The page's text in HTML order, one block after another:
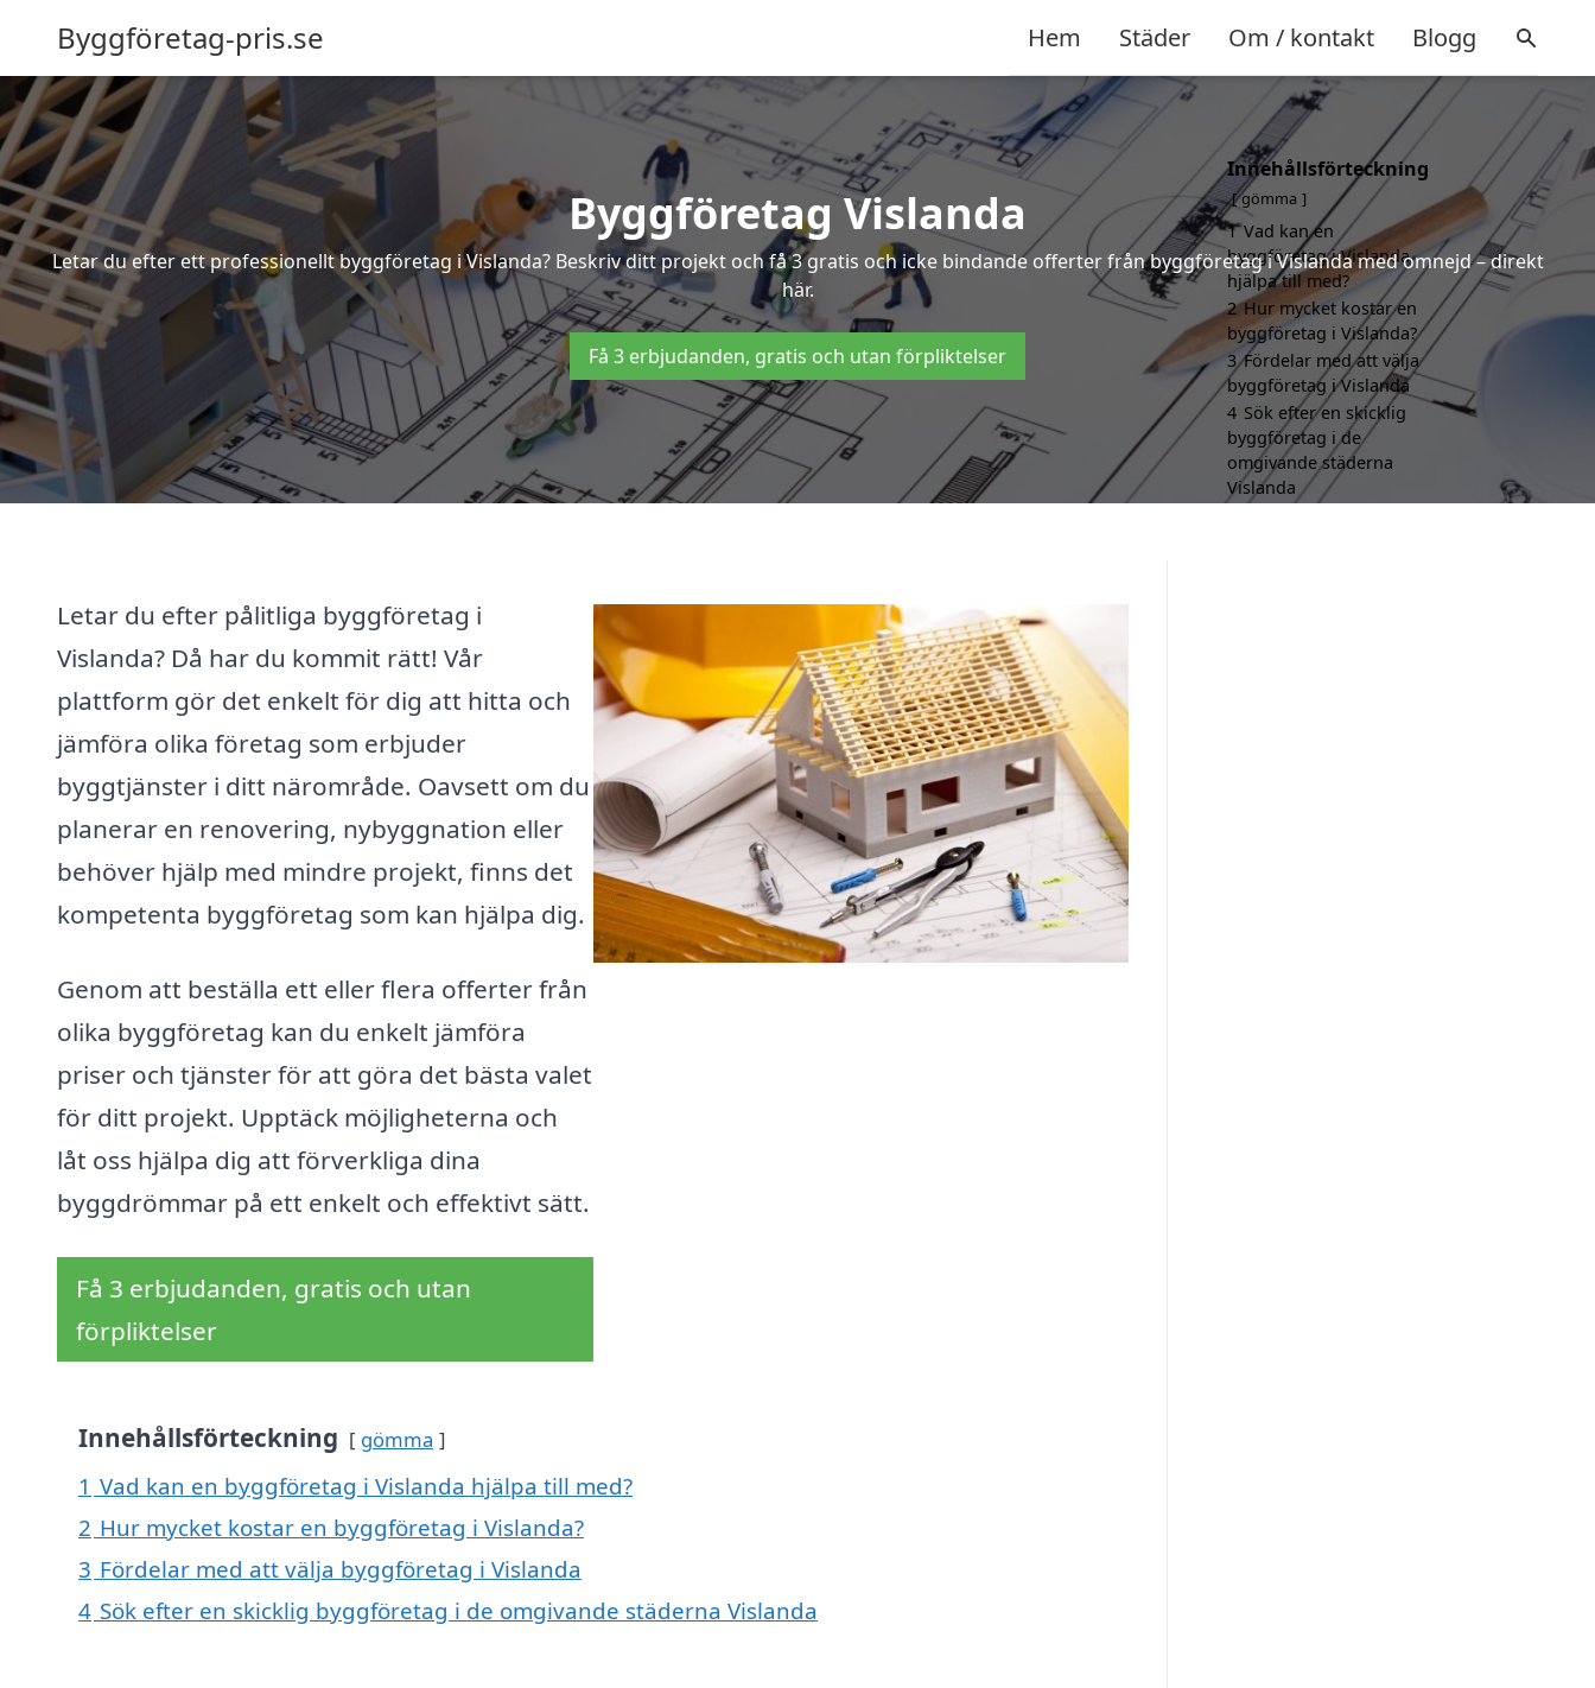
Byggföretag-pris.se Hem Städer Om / kontakt Blogg
Byggföretag Vislanda
Letar du efter ett professionellt byggföretag i Vislanda? Beskriv ditt projekt och få 3 gratis och icke bindande offerter från byggföretag i Vislanda med omnejd – direkt
här.
Få 3 erbjudanden, gratis och utan förpliktelser
Letar du efter pålitliga byggföretag i
Vislanda? Då har du kommit rätt! Vår
plattform gör det enkelt för dig att hitta och
jämföra olika företag som erbjuder
byggtjänster i ditt närområde. Oavsett om du
planerar en renovering, nybyggnation eller
behöver hjälp med mindre projekt, finns det
kompetenta byggföretag som kan hjälpa dig.
Genom att beställa ett eller flera offerter från
olika byggföretag kan du enkelt jämföra
priser och tjänster för att göra det bästa valet
för ditt projekt. Upptäck möjligheterna och
låt oss hjälpa dig att förverkliga dina
byggdrömmar på ett enkelt och effektivt sätt.
Få 3 erbjudanden, gratis och utan
förpliktelser
Innehållsförteckning gömma
1 Vad kan en byggföretag i Vislanda hjälpa till med?
2 Hur mycket kostar en byggföretag i Vislanda?
3 Fördelar med att välja byggföretag i Vislanda
4 Sök efter en skicklig byggföretag i de omgivande städerna Vislanda
Innehållsförteckning
gömma
1 Vad kan en
byggföretag i Vislanda
hjälpa till med?
2 Hur mycket kostar en
byggföretag i Vislanda?
3 Fördelar med att välja
byggföretag i Vislanda
4 Sök efter en skicklig
byggföretag i de
omgivande städerna
Vislanda